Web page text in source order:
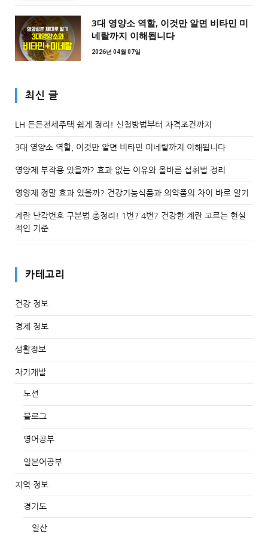
3대 영양소 역할, 이것만 알면 비타민 미
네랄까지 이해됩니다
2026년 04월 07일
최신 글
LH 든든전세주택 쉽게 정리! 신청방법부터 자격조건까지
3대 영양소 역할, 이것만 알면 비타민 미네랄까지 이해됩니다
영양제 부작용 있을까? 효과 없는 이유와 올바른 섭취법 정리
영양제 정말 효과 있을까? 건강기능식품과 의약품의 차이 바로 알기
계란 난각번호 구분법 총정리! 1번? 4번? 건강한 계란 고르는 현실
적인 기준
카테고리
건강 정보
경제 정보
생활정보
자기개발
노션
블로그
영어공부
일본어공부
지역 정보
경기도
일산